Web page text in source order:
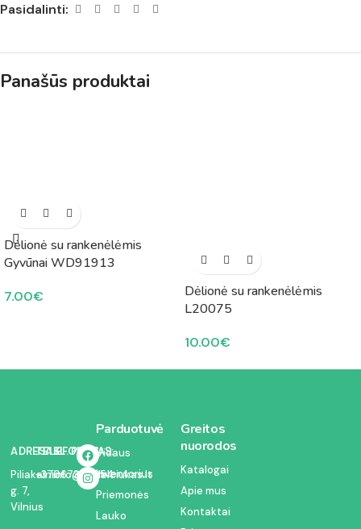
Pasidalinti:
Panašūs produktai
Dėlionė su rankenėlėmis
Gyvūnai WD91913
7.00€
Dėlionė su rankenėlėmis
L20075
10.00€
ADRESAS:
Piliakalnio
g. 7,
Vilnius
TELEFONAS:
+37067350054
EL. PAŠTAS:
info@kodelciukas.lt
Parduotuvė
Vidaus
inventorius
Priemonės
Lauko
Greitos
nuorodos
Katalogai
Apie mus
Kontaktai